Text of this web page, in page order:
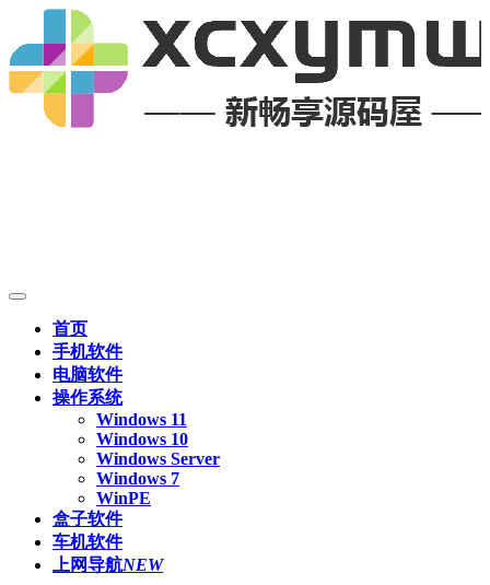
首页
手机软件
电脑软件
操作系统
Windows 11
Windows 10
Windows Server
Windows 7
WinPE
盒子软件
车机软件
上网导航NEW